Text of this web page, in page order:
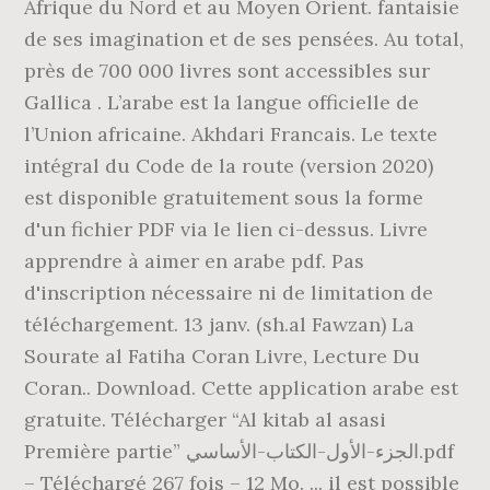
Afrique du Nord et au Moyen Orient. fantaisie
de ses imagination et de ses pensées. Au total,
près de 700 000 livres sont accessibles sur
Gallica . L’arabe est la langue officielle de
l’Union africaine. Akhdari Francais. Le texte
intégral du Code de la route (version 2020)
est disponible gratuitement sous la forme
d'un fichier PDF via le lien ci-dessus. Livre
apprendre à aimer en arabe pdf. Pas
d'inscription nécessaire ni de limitation de
téléchargement. 13 janv. (sh.al Fawzan) La
Sourate al Fatiha Coran Livre, Lecture Du
Coran.. Download. Cette application arabe est
gratuite. Télécharger “Al kitab al asasi
Première partie” الجزء-الأول-الكتاب-الأساسي.pdf
– Téléchargé 267 fois – 12 Mo. ... il est possible